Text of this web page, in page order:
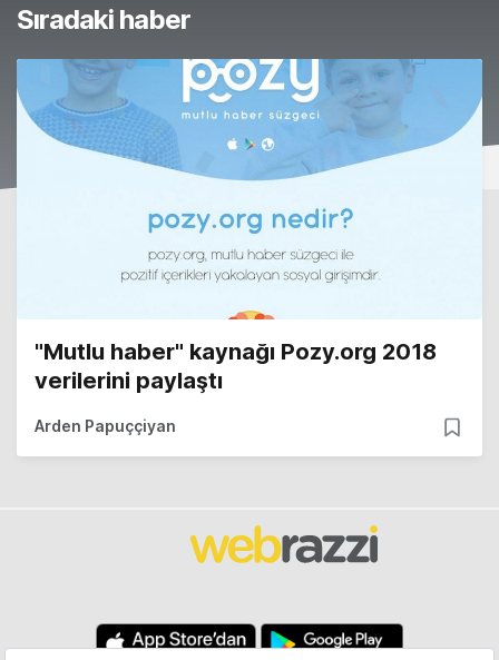
Sıradaki haber
"Mutlu haber" kaynağı Pozy.org 2018
verilerini paylaştı
Arden Papuççiyan